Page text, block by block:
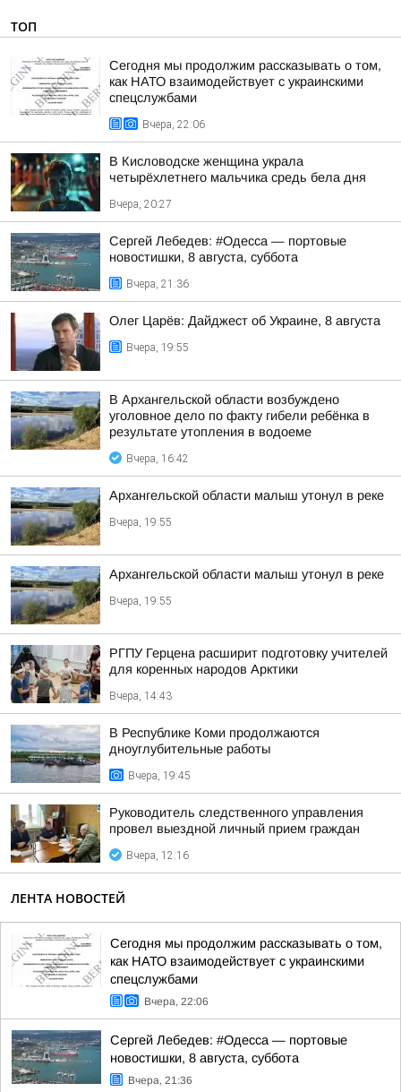
ТОП
Сегодня мы продолжим рассказывать о том,
как НАТО взаимодействует с украинскими
спецслужбами
Вчера, 22:06
В Кисловодске женщина украла
четырёхлетнего мальчика средь бела дня
Вчера, 20:27
Сергей Лебедев: #Одесса — портовые
новостишки, 8 августа, суббота
Вчера, 21:36
Олег Царёв: Дайджест об Украине, 8 августа
Вчера, 19:55
В Архангельской области возбуждено
уголовное дело по факту гибели ребёнка в
результате утопления в водоеме
Вчера, 16:42
Архангельской области малыш утонул в реке
Вчера, 19:55
Архангельской области малыш утонул в реке
Вчера, 19:55
РГПУ Герцена расширит подготовку учителей
для коренных народов Арктики
Вчера, 14:43
В Республике Коми продолжаются
дноуглубительные работы
Вчера, 19:45
Руководитель следственного управления
провел выездной личный прием граждан
Вчера, 12:16
ЛЕНТА НОВОСТЕЙ
Сегодня мы продолжим рассказывать о том,
как НАТО взаимодействует с украинскими
спецслужбами
Вчера, 22:06
Сергей Лебедев: #Одесса — портовые
новостишки, 8 августа, суббота
Вчера, 21:36